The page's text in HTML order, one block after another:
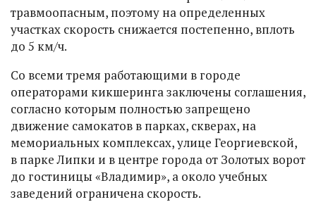
травмоопасным, поэтому на определенных
участках скорость снижается постепенно, вплоть
до 5 км/ч.
Со всеми тремя работающими в городе
операторами кикшеринга заключены соглашения,
согласно которым полностью запрещено
движение самокатов в парках, скверах, на
мемориальных комплексах, улице Георгиевской,
в парке Липки и в центре города от Золотых ворот
до гостиницы «Владимир», а около учебных
заведений ограничена скорость.